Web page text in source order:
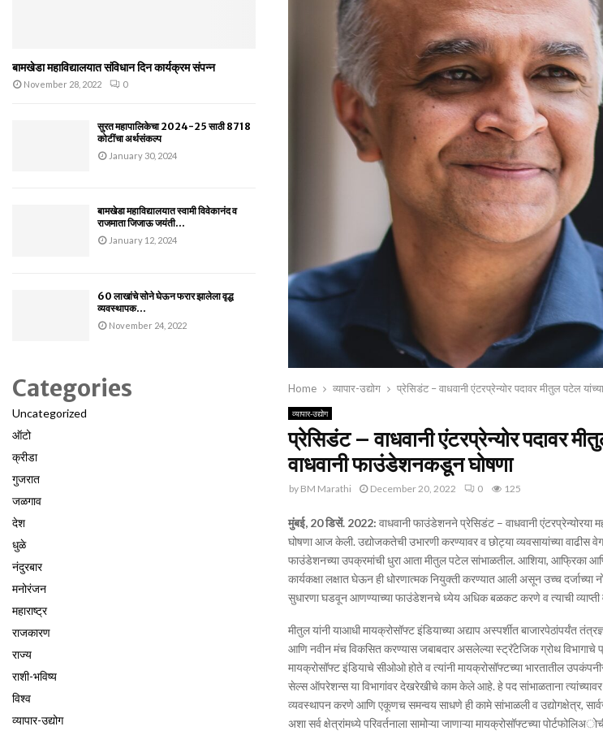
Home व्यापार-उद्योग प्रेसिडंट – वाधवानी एंटरप्रेन्योर पदावर मीतुल पटेल
व्यापार-उद्योग
प्रेसिडंट – वाधवानी एंटरप्रेन्योर पदावर
वाधवानी फाउंडेशनकडून घोषणा
by BM Marathi December 20, 2022 0 125
मुंबई, 20डिसें. 2022: वाधवानी फाउंडेशनने प्रेसिडंट – वाधवानी एंटरप्रेन्योरया
घोषणा आज केली. उद्योजकतेची उभारणी करण्यावर व छोट्या व्यवसायांच्या वाढीस
फाउंडेशनच्या उपक्रमांची धुरा आता मीतुल पटेल सांभाळतील. आशिया, आफ्रिका
कार्यकक्षा लक्षात घेऊन ही धोरणात्मक नियुक्ती करण्यात आली असून उच्च दर्जाच्या
सुधारणा घडवून आणण्याच्या फाउंडेशनचे ध्येय अधिक बळकट करणे व त्याची व्याप्ती
मीतुल यांनी याआधी मायक्रोसॉफ्ट इंडियाच्या अद्याप अस्पर्शीत बाजारपेठांपर्यंत
आणि नवीन मंच विकसित करण्यास जबाबदार असलेल्या स्ट्रॅटेजिक ग्रोथ विभागाचे
मायक्रोसॉफ्ट इंडियाचे सीओओ होते व त्यांनी मायक्रोसॉफ्टच्या भारतातील
सेल्स ऑपरेशन्स या विभागांवर देखरेखीचे काम केले आहे. हे पद सांभाळताना
व्यवस्थापन करणे आणि एकूणच समन्वय साधणे ही कामे सांभाळली व उद्योगक्षेत्र,
अशा सर्व क्षेत्रांमध्ये परिवर्तनाला सामोऱ्या जाणाऱ्या मायक्रोसॉफ्टच्या
बामखेडा महाविद्यालयात संविधान दिन कार्यक्रम संपन्न
November 28, 2022 0
सुरत महापालिकेचा 2024-25 साठी 8718
कोटींचा अर्थसंकल्प
January 30, 2024
बामखेडा महाविद्यालयात स्वामी विवेकानंद व
राजमाता जिजाऊ जयंती...
January 12, 2024
60 लाखांचे सोने घेऊन फरार झालेला वृद्ध
व्यवस्थापक...
November 24, 2022
Categories
Uncategorized
ऑटो
क्रीडा
गुजरात
जळगाव
देश
धुळे
नंदुरबार
मनोरंजन
महाराष्ट्र
राजकारण
राज्य
राशी-भविष्य
विश्व
व्यापार-उद्योग